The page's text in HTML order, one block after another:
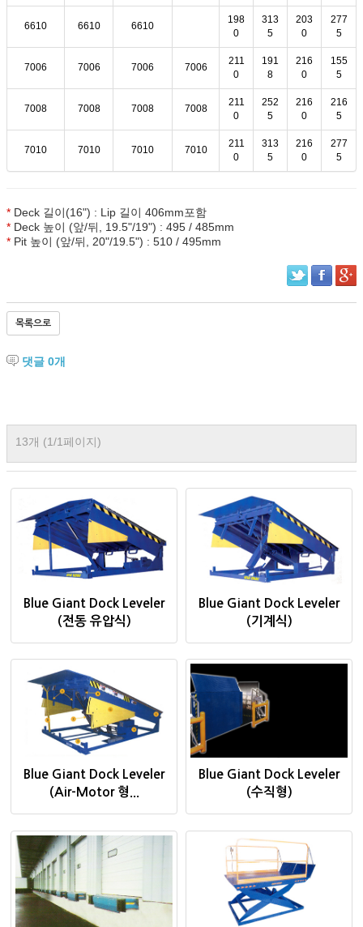
6610 6610 6610
198
0
313
5
203
0
277
5
7006 7006 7006 7006
211
0
191
8
216
0
155
5
7008 7008 7008 7008
211
0
252
5
216
0
216
5
7010 7010 7010 7010
211
0
313
5
216
0
277
5
* Deck 길이(16") : Lip 길이 406mm포함
* Deck 높이 (앞/뒤, 19.5"/19") : 495 / 485mm
* Pit 높이 (앞/뒤, 20"/19.5") : 510 / 495mm
목록으로
댓글 0개
13개 (1/1페이지)
Blue Giant Dock Leveler
(전동 유압식)
Blue Giant Dock Leveler
(기계식)
Blue Giant Dock Leveler
(Air-Motor 형...
Blue Giant Dock Leveler
(수직형)